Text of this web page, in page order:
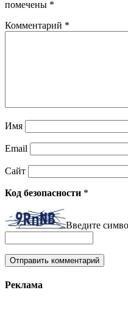
помечены *
Комментарий *
Имя
Email
Сайт
Код безопасности *
Введите
Реклама